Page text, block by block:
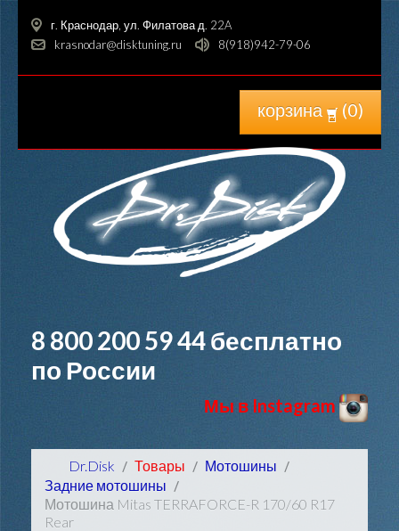
г. Краснодар, ул. Филатова д. 22A
krasnodar@disktuning.ru
8(918)942-79-06
корзина (0)
8 800 200 59 44бесплатно
по России
Мы в Instagram
Dr.Disk Товары
Мотошины
Задние мотошины
Мотошина Mitas TERRAFORCE-R 170/60 R17
Rear